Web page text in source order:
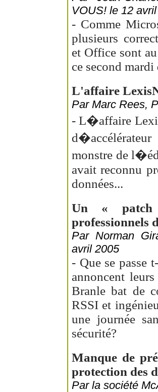
VOUS! le 12
- Comme
plusieurs
et Office sont
ce second
L'affaire
Par Marc Rees,
- L�affaire
monstre de
avait reconnu
données...
Un « patch
professionnels
Par Norman
avril 2005
- Que se passe
annoncent
Branle bat de
RSSI et
une journée
sécurité?
Manque de
protection des
Par la société